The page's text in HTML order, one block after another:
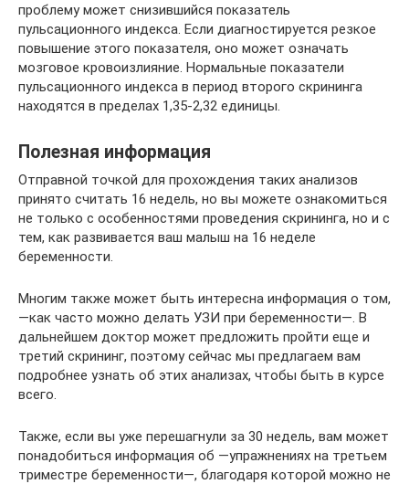
проблему может снизившийся показатель
пульсационного индекса. Если диагностируется резкое
повышение этого показателя, оно может означать
мозговое кровоизлияние. Нормальные показатели
пульсационного индекса в период второго скрининга
находятся в пределах 1,35-2,32 единицы.
Полезная информация
Отправной точкой для прохождения таких анализов
принято считать 16 недель, но вы можете ознакомиться
не только с особенностями проведения скрининга, но и с
тем, как развивается ваш малыш на 16 неделе
беременности.
Многим также может быть интересна информация о том,
—как часто можно делать УЗИ при беременности—. В
дальнейшем доктор может предложить пройти еще и
третий скрининг, поэтому сейчас мы предлагаем вам
подробнее узнать об этих анализах, чтобы быть в курсе
всего.
Также, если вы уже перешагнули за 30 недель, вам может
понадобиться информация об —упражнениях на третьем
триместре беременности—, благодаря которой можно не